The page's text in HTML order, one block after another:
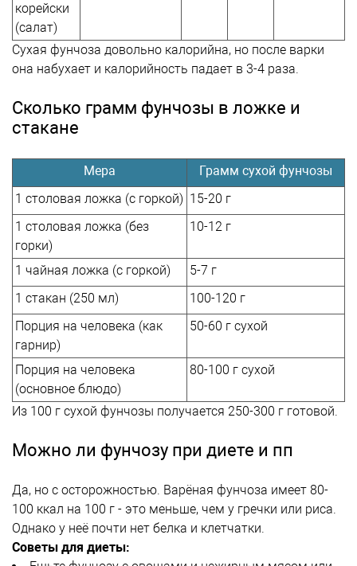
корейски
(салат)
Сухая фунчоза довольно калорийна, но после варки
она набухает и калорийность падает в 3-4 раза.
Сколько грамм фунчозы в ложке и
стакане
Мера
Грамм сухой фунчозы
1 столовая ложка (с горкой) 15-20 г
1 столовая ложка (без
горки)
10-12 г
1 чайная ложка (с горкой)
5-7 г
1 стакан (250 мл)
100-120 г
Порция на человека (как
гарнир)
50-60 г сухой
Порция на человека
(основное блюдо)
80-100 г сухой
Из 100 г сухой фунчозы получается 250-300 г готовой.
Можно ли фунчозу при диете и пп
Да, но с осторожностью. Варёная фунчоза имеет 80-
100 ккал на 100 г - это меньше, чем у гречки или риса.
Однако у неё почти нет белка и клетчатки.
Советы для диеты: